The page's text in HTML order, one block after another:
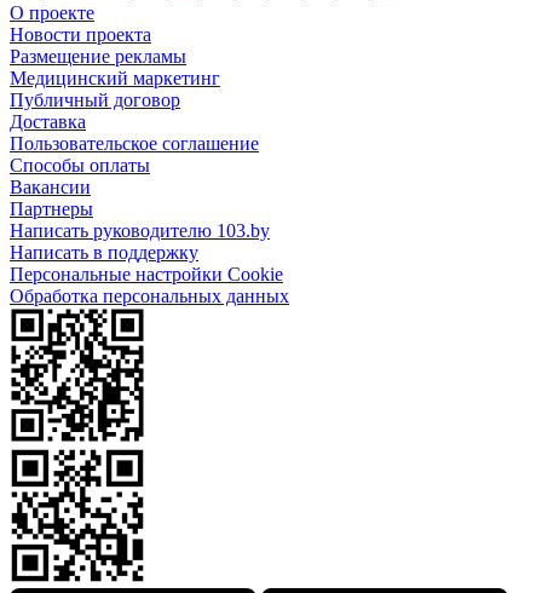
О проекте
Новости проекта
Размещение рекламы
Медицинский маркетинг
Публичный договор
Доставка
Пользовательское соглашение
Способы оплаты
Вакансии
Партнеры
Написать руководителю 103.by
Написать в поддержку
Персональные настройки Cookie
Обработка персональных данных